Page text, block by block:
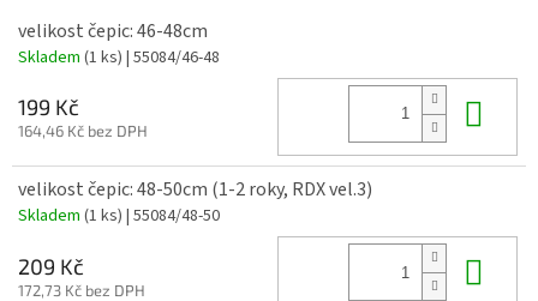
velikost čepic: 46-48cm
Skladem (1 ks) | 55084/46-48
199 Kč
164,46 Kč bez DPH
velikost čepic: 48-50cm (1-2 roky, RDX vel.3)
Skladem (1 ks) | 55084/48-50
209 Kč
172,73 Kč bez DPH